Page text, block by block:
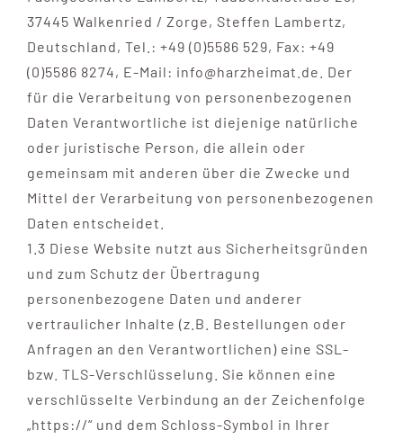
37445 Walkenried / Zorge, Steffen Lambertz,
Deutschland, Tel.: +49 (0)5586 529, Fax: +49
(0)5586 8274, E-Mail: info@harzheimat.de. Der
für die Verarbeitung von personenbezogenen
Daten Verantwortliche ist diejenige natürliche
oder juristische Person, die allein oder
gemeinsam mit anderen über die Zwecke und
Mittel der Verarbeitung von personenbezogenen
Daten entscheidet.
1.3 Diese Website nutzt aus Sicherheitsgründen
und zum Schutz der Übertragung
personenbezogene Daten und anderer
vertraulicher Inhalte (z.B. Bestellungen oder
Anfragen an den Verantwortlichen) eine SSL-
bzw. TLS-Verschlüsselung. Sie können eine
verschlüsselte Verbindung an der Zeichenfolge
„https://“ und dem Schloss-Symbol in Ihrer